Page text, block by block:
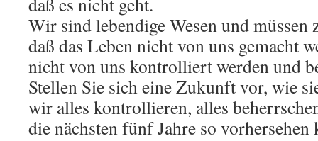
Wir sind lebendige Wesen und müssen
daß das Leben nicht von uns gemacht
nicht von uns kontrolliert werden und
Stellen Sie sich eine Zukunft vor, wie
wir alles kontrollieren, alles
die nächsten fünf Jahre so vorhersehen